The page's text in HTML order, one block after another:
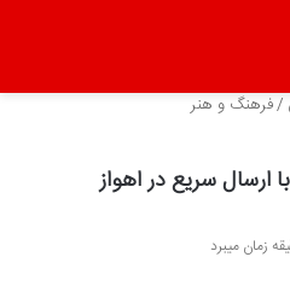
/فرهنگ و هنر
ارسال سریع در اهواز